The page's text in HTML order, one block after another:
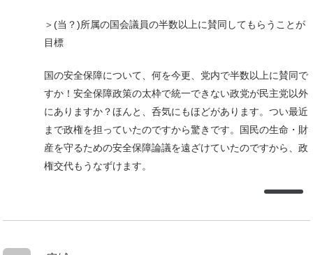
＞(当？)所属の国会議員の半数以上に賛同してもらうことが
目標
国の安全保障について、何を今更、党内で半数以上に賛同で
すか！安全保障政策の太枠で統一できない政党が民主党以外
にありますか？ほんと、呑気にもほどがあります。つい最近
まで政権を担っていたのですから驚きです。国民の生命・財
産を守るための安全保障論議を遠ざけていたのですから、政
権交代もうなずけます。